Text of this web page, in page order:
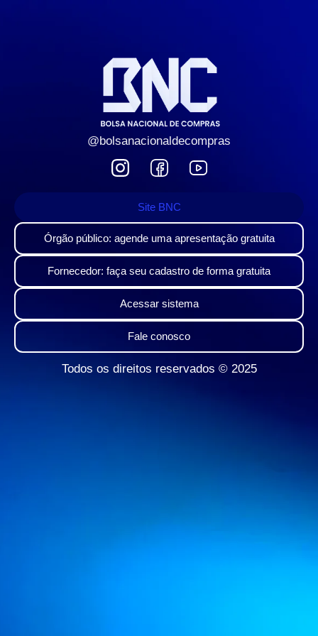
@bolsanacionaldecompras
Site BNC
Órgão público: agende uma apresentação gratuita
Fornecedor: faça seu cadastro de forma gratuita
Acessar sistema
Fale conosco
Todos os direitos reservados © 2025